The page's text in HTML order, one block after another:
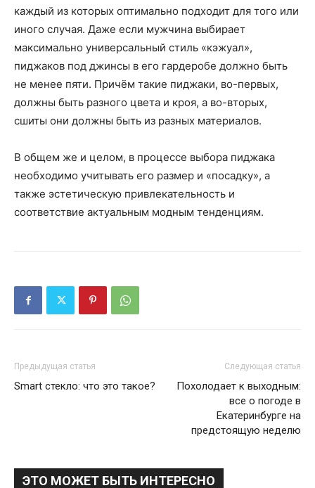
каждый из которых оптимально подходит для того или
иного случая. Даже если мужчина выбирает
максимально универсальный стиль «кэжуал»,
пиджаков под джинсы в его гардеробе должно быть
не менее пяти. Причём такие пиджаки, во-первых,
должны быть разного цвета и кроя, а во-вторых,
сшиты они должны быть из разных материалов.
В общем же и целом, в процессе выбора пиджака
необходимо учитывать его размер и «посадку», а
также эстетическую привлекательность и
соответствие актуальным модным тенденциям.
Предыдущая статья
Smart стекло: что это такое?
Следующая статья
Похолодает к выходным:
все о погоде в
Екатеринбурге на
предстоящую неделю
ЭТО МОЖЕТ БЫТЬ ИНТЕРЕСНО